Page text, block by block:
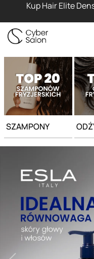
Kup Hair Elite
SZAMPONY
Strona główna - Cyber